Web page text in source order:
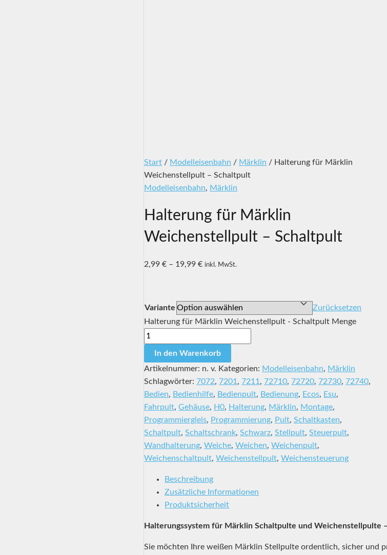
Start / Modelleisenbahn / Märklin / Halterung für Märklin
Weichenstellpult – Schaltpult
Modelleisenbahn, Märklin
Halterung für Märklin
Weichenstellpult – Schaltpult
2,99€ – 19,99€ inkl. MwSt.
Variante
Zurücksetzen
Halterung für Märklin Weichenstellpult - Schaltpult Menge
In den Warenkorb
Artikelnummer: n. v. Kategorien: Modelleisenbahn, Märklin
Schlagwörter: 7072, 7201 , 7211 , 72710, 72720, 72730, 72740,
Bedien, Bedienhilfe, Bedienpult, Bedienung, Ecos, Esu,
Fahrpult,Gehäuse, H0, Halterung, Märklin, Montage,
Programmiergleis, Programmierung, Pult,Schaltkasten,
Schaltpult,Schaltschrank,Schwarz,Stellpult,Steuerpult,
Wandhalterung,Weiche,Weichen,Weichenpult,
Weichenschaltpult,Weichenstellpult,Weichensteuerung
Beschreibung
Zusätzliche Informationen
Produktsicherheit
Halterungssystem für Märklin Schaltpulte und Weichenstellpulte
Sie möchten Ihre weißen Märklin Stellpulte ordentlich, sicher und